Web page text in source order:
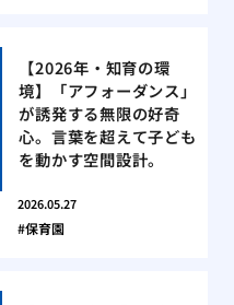
【2026年・知育の環
境】「アフォーダンス」
が誘発する無限の好奇
心。言葉を超えて子ども
を動かす空間設計。
2026.05.27
保育園